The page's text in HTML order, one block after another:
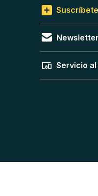
Suscríbete
Servicio